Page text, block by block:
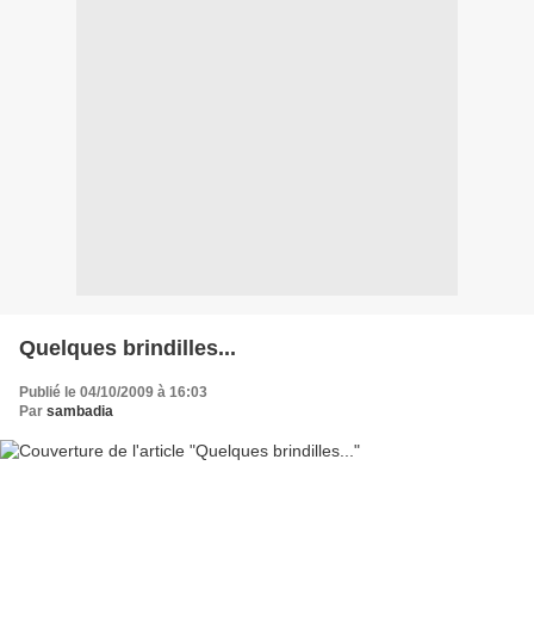
Quelques brindilles...
Publié le 04/10/2009 à 16:03
Par sambadia